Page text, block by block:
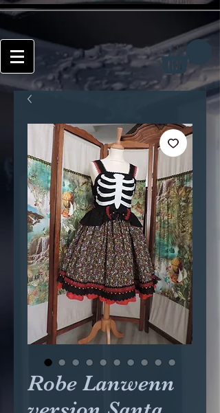
Robe Lanwenn